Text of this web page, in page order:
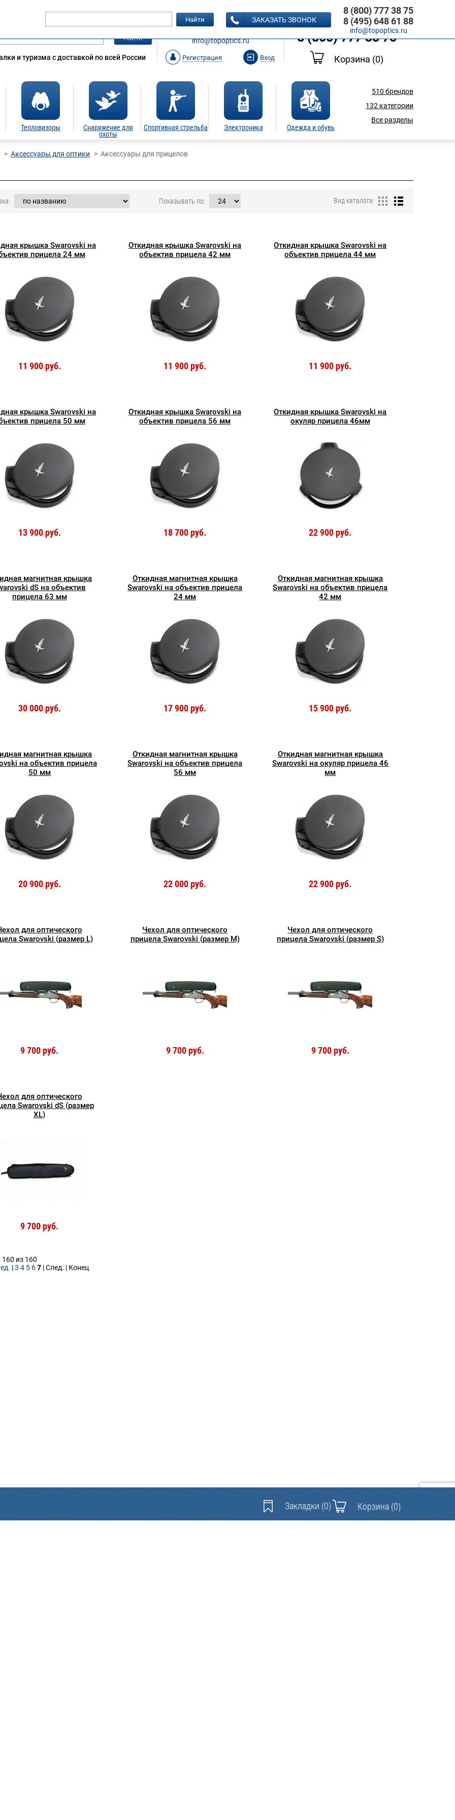
Найти
и туризма с доставкой по всей России
ЗАКАЗАТЬ ЗВОНОК
info@topoptics.ru
Регистрация Вход
8 (495) 648 61 88
8 (800) 777 38 75
Корзина (0)
Тепловизоры
Снаряжение для
охоты
Спортивная стрельба Электроника Одежда и обувь
510 брендов
132 категории
Все разделы
Найти ЗАКАЗАТЬ ЗВОНОК
8 (800) 777 38 75
8 (495) 648 61 88
info@topoptics.ru
Аксессуары для оптики Аксессуары для прицелов
Показывать по: Вид каталога:
крышка Swarovski на
прицела 24 мм
11 900 руб.
Откидная крышка Swarovski на
объектив прицела 42 мм
11 900 руб.
Откидная крышка Swarovski на
объектив прицела 44 мм
11 900 руб.
крышка Swarovski на
прицела 50 мм
13 900 руб.
Откидная крышка Swarovski на
объектив прицела 56 мм
18 700 руб.
Откидная крышка Swarovski на
окуляр прицела 46мм
22 900 руб.
магнитная крышка
dS на объектив
прицела 63 мм
30 000 руб.
Откидная магнитная крышка
Swarovski на объектив прицела
24 мм
17 900 руб.
Откидная магнитная крышка
Swarovski на объектив прицела
42 мм
15 900 руб.
магнитная крышка
на объектив прицела
50 мм
20 900 руб.
Откидная магнитная крышка
Swarovski на объектив прицела
56 мм
22 000 руб.
Откидная магнитная крышка
Swarovski на окуляр прицела 46
мм
22 900 руб.
для оптического
Swarovski (размер L)
9 700 руб.
Чехол для оптического
прицела Swarovski (размер M)
9 700 руб.
Чехол для оптического
прицела Swarovski (размер S)
9 700 руб.
для оптического
Swarovski dS (размер
XL)
9 700 руб.
из 160
|3 4 5 67 | След. | Конец
Закладки(0) Корзина(0)